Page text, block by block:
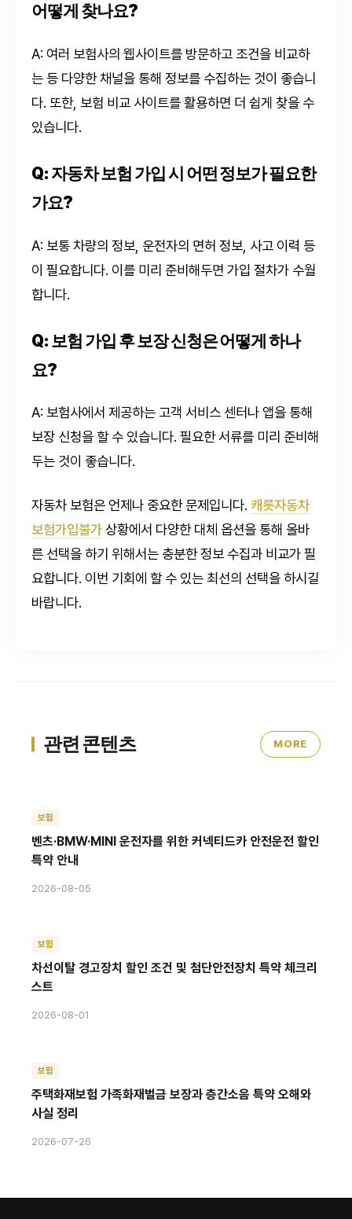
어떻게 찾나요?
A: 여러 보험사의 웹사이트를 방문하고 조건을 비교하
는 등 다양한 채널을 통해 정보를 수집하는 것이 좋습니
다. 또한, 보험 비교 사이트를 활용하면 더 쉽게 찾을 수
있습니다.
Q: 자동차 보험 가입 시 어떤 정보가 필요한
가요?
A: 보통 차량의 정보, 운전자의 면허 정보, 사고 이력 등
이 필요합니다. 이를 미리 준비해두면 가입 절차가 수월
합니다.
Q: 보험 가입 후 보장 신청은 어떻게 하나
요?
A: 보험사에서 제공하는 고객 서비스 센터나 앱을 통해
보장 신청을 할 수 있습니다. 필요한 서류를 미리 준비해
두는 것이 좋습니다.
자동차 보험은 언제나 중요한 문제입니다. 캐롯자동차
보험가입불가상황에서 다양한 대체 옵션을 통해 올바
른 선택을 하기 위해서는 충분한 정보 수집과 비교가 필
요합니다. 이번 기회에 할 수 있는 최선의 선택을 하시길
바랍니다.
관련 콘텐츠 MORE
보험
벤츠·BMW·MINI 운전자를 위한 커넥티드카 안전운전 할인
특약 안내
2026-08-05
보험
차선이탈 경고장치 할인 조건 및 첨단안전장치 특약 체크리
스트
2026-08-01
보험
주택화재보험 가족화재벌금 보장과 층간소음 특약 오해와
사실 정리
2026-07-26